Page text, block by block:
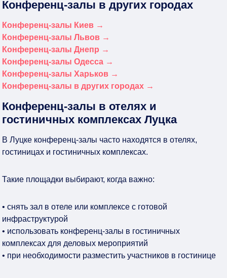
Конференц-залы в других городах
Конференц-залы Киев →
Конференц-залы Львов →
Конференц-залы Днепр →
Конференц-залы Одесса →
Конференц-залы Харьков →
Конференц-залы в других городах →
Конференц-залы в отелях и
гостиничных комплексах Луцка
В Луцке конференц-залы часто находятся в отелях,
гостиницах и гостиничных комплексах.
Такие площадки выбирают, когда важно:
• снять зал в отеле или комплексе с готовой
инфраструктурой
• использовать конференц-залы в гостиничных
комплексах для деловых мероприятий
• при необходимости разместить участников в гостинице